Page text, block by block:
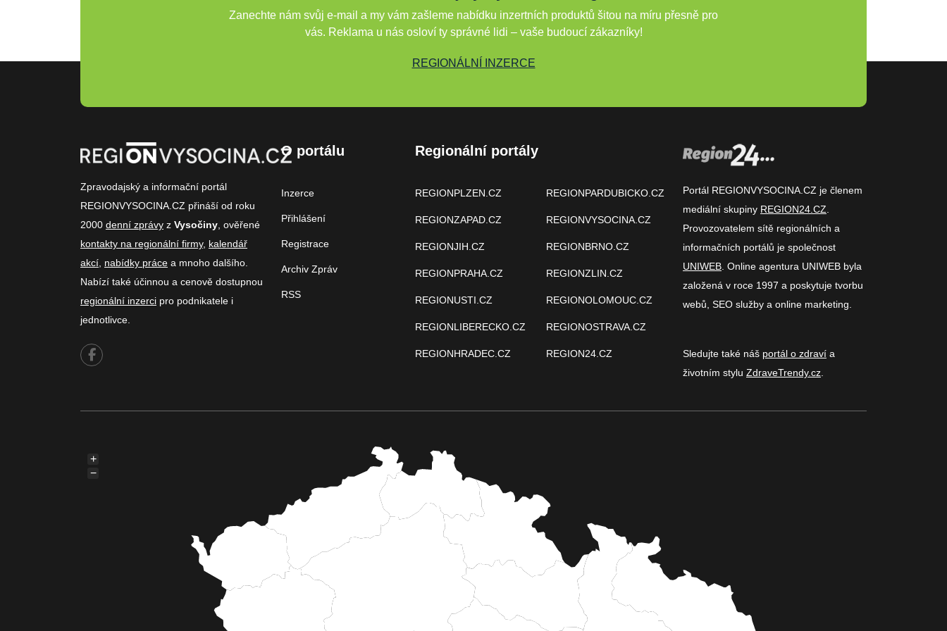
Zanechte nám svůj e-mail a my vám zašleme nabídku inzertních produktů šitou na míru přesně pro
vás. Reklama u nás osloví ty správné lidi – vaše budoucí zákazníky!
REGIONÁLNÍ INZERCE
Zpravodajský a informační portál
REGIONVYSOCINA.CZ přináší od roku
2000 denní zprávy z Vysočiny , ověřené
kontakty na regionální firmy, kalendář
akcí nabídky práce a mnoho dalšího.
Nabízí také účinnou a cenově dostupnou
regionální inzerci pro podnikatele i
jednotlivce.
O portálu
Inzerce
Přihlášení
Registrace
Archiv Zpráv
RSS
Regionální portály
REGIONPLZEN.CZ
REGIONZAPAD.CZ
REGIONJIH.CZ
REGIONPRAHA.CZ
REGIONUSTI.CZ
REGIONLIBERECKO.CZ
REGIONHRADEC.CZ
REGIONPARDUBICKO.CZ
REGIONVYSOCINA.CZ
REGIONBRNO.CZ
REGIONZLIN.CZ
REGIONOLOMOUC.CZ
REGIONOSTRAVA.CZ
REGION24.CZ
Portál REGIONVYSOCINA.CZ je členem
mediální skupiny REGION24.CZ
Provozovatelem sítě regionálních a
informačních portálů je společnost
UNIWEB . Online agentura UNIWEB byla
založená v roce 1997 a poskytuje tvorbu
webů, SEO služby a online marketing.
Sledujte také náš portál o zdraví a
životním stylu ZdraveTrendy.cz
+
−